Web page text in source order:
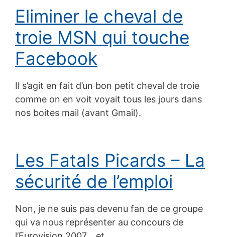
Eliminer le cheval de
troie MSN qui touche
Facebook
Il s’agit en fait d’un bon petit cheval de troie
comme on en voit voyait tous les jours dans
nos boites mail (avant Gmail).
Les Fatals Picards – La
sécurité de l’emploi
Non, je ne suis pas devenu fan de ce groupe
qui va nous représenter au concours de